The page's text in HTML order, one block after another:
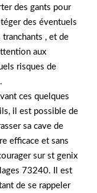
des gants pour
des éventuels
, et de
aux
risques de
ces quelques
il est possible de
sa cave de
efficace et sans
sur st genix
73240. Il est
de se rappeler